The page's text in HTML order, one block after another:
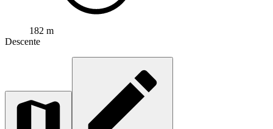
182 m
Descente